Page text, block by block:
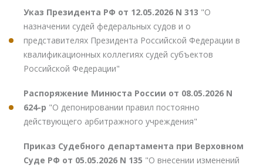
Указ Президента РФ от 12.05.2026 N 313 "О
назначении судей федеральных судов и о
представителях Президента Российской Федерации в
квалификационных коллегиях судей субъектов
Российской Федерации"
Распоряжение Минюста России от 08.05.2026 N
624-р "О депонировании правил постоянно
действующего арбитражного учреждения"
Приказ Судебного департамента при Верховном
Суде РФ от 05.05.2026 N 135 "О внесении изменений